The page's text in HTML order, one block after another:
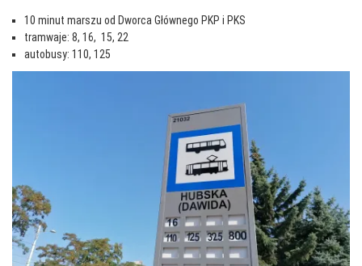
10 minut marszu od Dworca Głównego PKP i PKS
tramwaje: 8, 16, 15, 22
autobusy: 110, 125